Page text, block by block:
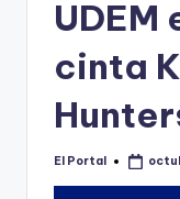
rr
UDEM
cinta
Publicado
El Portal